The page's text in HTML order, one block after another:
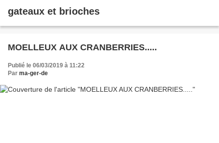
gateaux et brioches
MOELLEUX AUX CRANBERRIES.....
Publié le 06/03/2019 à 11:22
Par ma-ger-de